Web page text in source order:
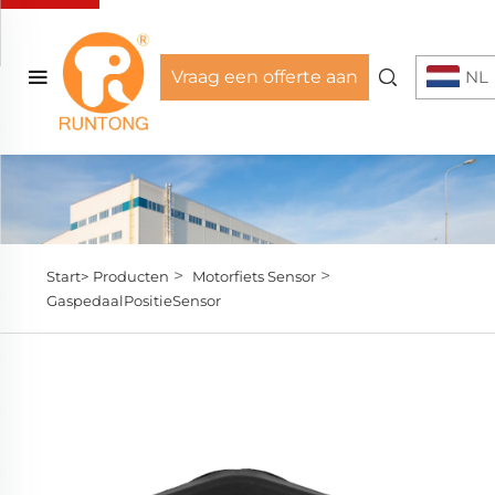
Vraag een offerte aan NL
Start> Producten > Motorfiets Sensor>
GaspedaalPositieSensor